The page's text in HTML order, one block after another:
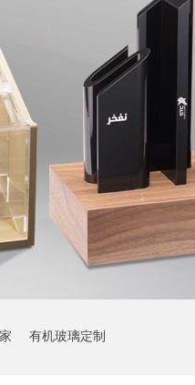
有机玻璃定制